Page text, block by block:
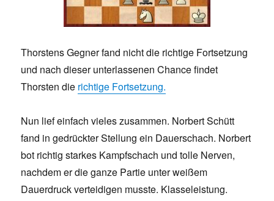
Thorstens Gegner fand nicht die richtige Fortsetzung
und nach dieser unterlassenen Chance findet
Thorsten die richtige Fortsetzung.
Nun lief einfach vieles zusammen. Norbert Schütt
fand in gedrückter Stellung ein Dauerschach. Norbert
bot richtig starkes Kampfschach und tolle Nerven,
nachdem er die ganze Partie unter weißem
Dauerdruck verteidigen musste. Klasseleistung.